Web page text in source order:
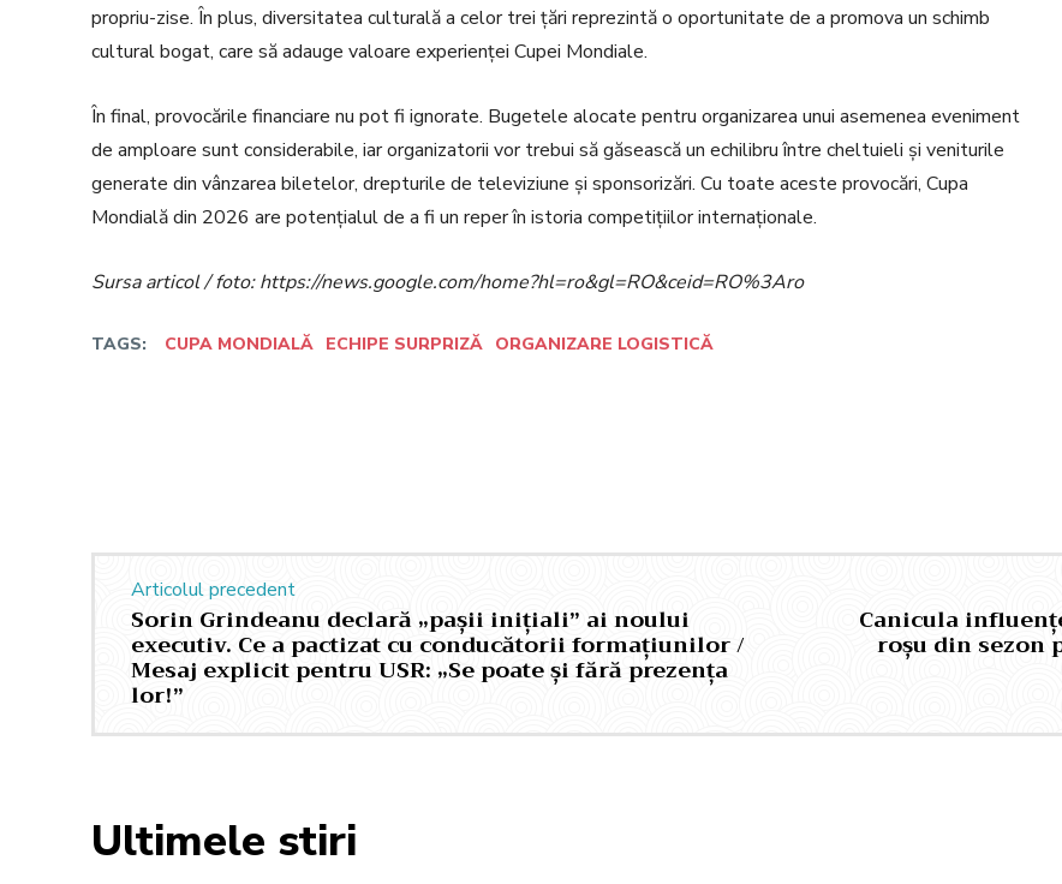
propriu-zise. În plus, diversitatea culturală a celor trei țări reprezintă o oportunitate de a promova un schimb
cultural bogat, care să adauge valoare experienței Cupei Mondiale.
În final, provocările financiare nu pot fi ignorate. Bugetele alocate pentru organizarea unui asemenea eveniment
de amploare sunt considerabile, iar organizatorii vor trebui să găsească un echilibru între cheltuieli și veniturile
generate din vânzarea biletelor, drepturile de televiziune și sponsorizări. Cu toate aceste provocări, Cupa
Mondială din 2026 are potențialul de a fi un reper în istoria competițiilor internaționale.
Sursa articol / foto: https://news.google.com/home?hl=ro&gl=RO&ceid=RO%3Aro
TAGS: CUPA MONDIALĂ ECHIPE SURPRIZĂ ORGANIZARE LOGISTICĂ
Articolul precedent
Sorin Grindeanu declară „pașii inițiali” ai noului
executiv. Ce a pactizat cu conducătorii formațiunilor /
Mesaj explicit pentru USR: „Se poate și fără prezența
lor!”
Canicula
roșu din sezon
Ultimele stiri